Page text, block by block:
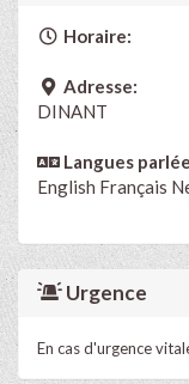
Horaire:
Adresse:
DINANT
Langues
English Français
Urgence
En cas d'urgence